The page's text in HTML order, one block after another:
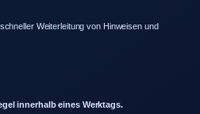
Weiterleitung von Hinweisen und
innerhalb eines Werktags.